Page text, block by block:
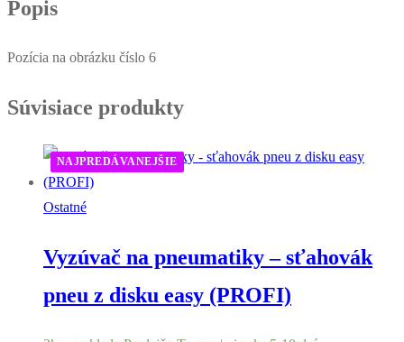
Popis
Pozícia na obrázku číslo 6
Súvisiace produkty
Ostatné
NAJPREDÁVANEJŠIE
Vyzúvač na pneumatiky – sťahovák
pneu z disku easy (PROFI)